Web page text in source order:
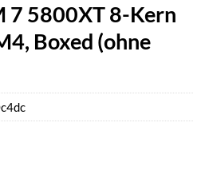
7 5800XT 8-Kern
Boxed (ohne